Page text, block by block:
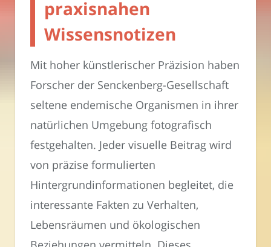
praxisnahen
Wissensnotizen
Mit hoher künstlerischer Präzision haben
Forscher der Senckenberg-Gesellschaft
seltene endemische Organismen in ihrer
natürlichen Umgebung fotografisch
festgehalten. Jeder visuelle Beitrag wird
von präzise formulierten
Hintergrundinformationen begleitet, die
interessante Fakten zu Verhalten,
Lebensräumen und ökologischen